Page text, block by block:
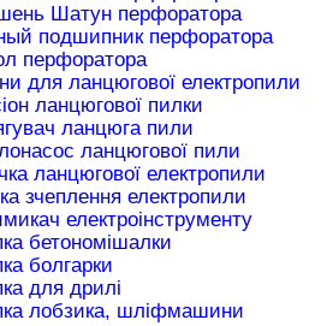
Шатун перфоратора
подшипник перфоратора
перфоратора
для ланцюгової електропили
ланцюгової пилки
ланцюга пили
ланцюгової пили
ланцюгової електропили
зчеплення електропили
електроінструменту
бетономішалки
болгарки
для дрилі
лобзика, шліфмашини